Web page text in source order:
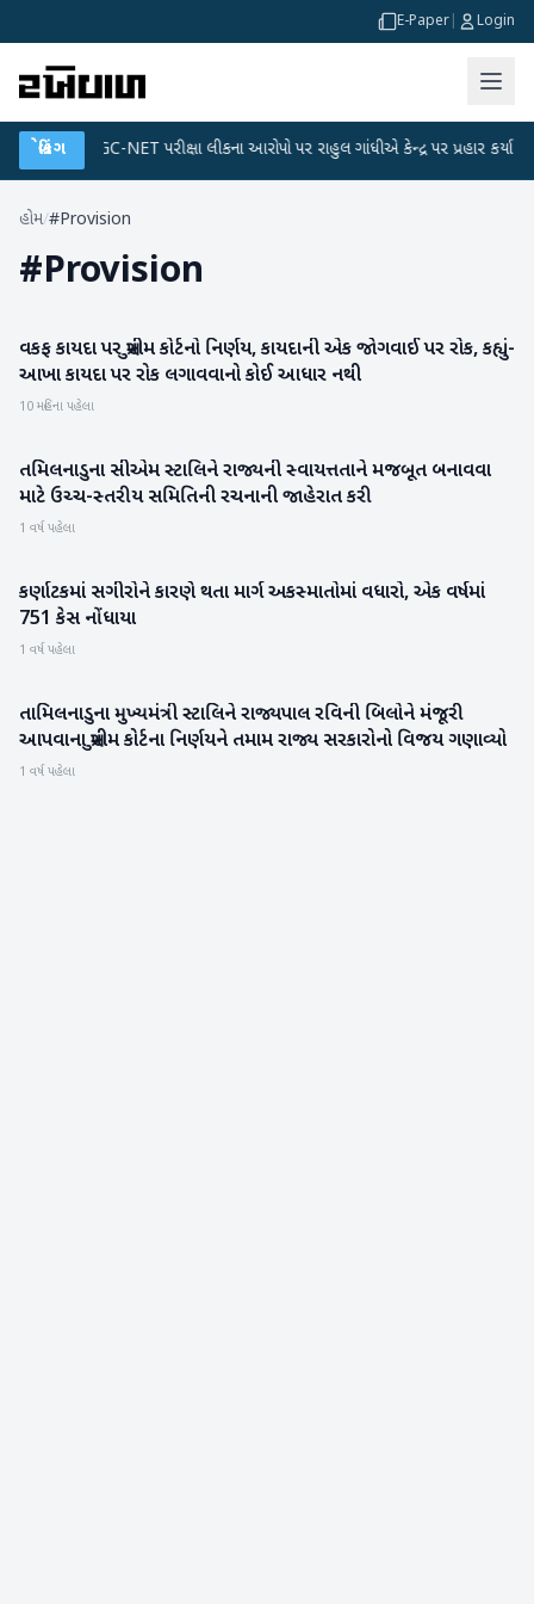
E-Paper Login
બ્રેકિંગ
● UGC-NET પરીક્ષા લીકના આરોપો પર રાહુલ ગાંધીએ કેન્દ્ર પર પ્રહાર કર્યા ●
હોમ/#Provision
#Provision
રાષ્ટ્રીય
વકફ કાયદા પર સુપ્રીમ કોર્ટનો નિર્ણય, કાયદાની એક જોગવાઈ પર રોક, કહ્યું-
આખા કાયદા પર રોક લગાવવાનો કોઈ આધાર નથી
10 મહિના પહેલા
રાષ્ટ્રીય
તમિલનાડુના સીએમ સ્ટાલિને રાજ્યની સ્વાયત્તતાને મજબૂત બનાવવા
માટે ઉચ્ચ-સ્તરીય સમિતિની રચનાની જાહેરાત કરી
1 વર્ષ પહેલા
રાષ્ટ્રીય
કર્ણાટકમાં સગીરોને કારણે થતા માર્ગ અકસ્માતોમાં વધારો, એક વર્ષમાં
751 કેસ નોંધાયા
1 વર્ષ પહેલા
રાષ્ટ્રીય
તામિલનાડુના મુખ્યમંત્રી સ્ટાલિને રાજ્યપાલ રવિની બિલોને મંજૂરી
આપવાના સુપ્રીમ કોર્ટના નિર્ણયને તમામ રાજ્ય સરકારોનો વિજય ગણાવ્યો
1 વર્ષ પહેલા